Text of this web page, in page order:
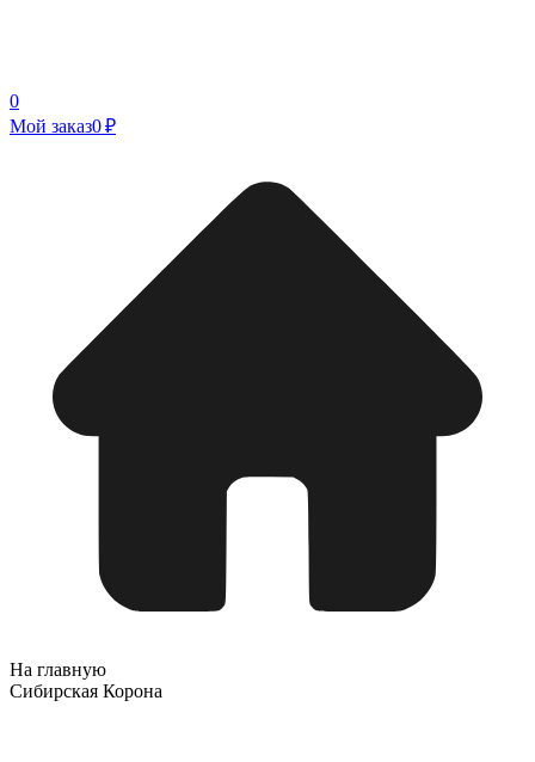
0
Мой заказ0 ₽
На главную
Сибирская Корона